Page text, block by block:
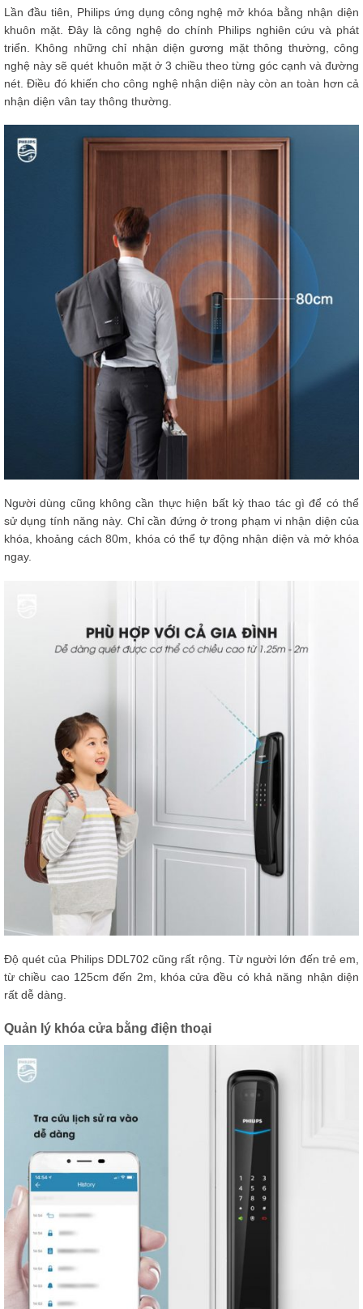
Lần đầu tiên, Philips ứng dụng công nghệ mở khóa bằng nhận diện
khuôn mặt. Đây là công nghệ do chính Philips nghiên cứu và phát
triển. Không những chỉ nhận diện gương mặt thông thường, công
nghệ này sẽ quét khuôn mặt ở 3 chiều theo từng góc cạnh và đường
nét. Điều đó khiến cho công nghệ nhận diện này còn an toàn hơn cả
nhận diện vân tay thông thường.
Người dùng cũng không cần thực hiện bất kỳ thao tác gì để có thể
sử dụng tính năng này. Chỉ cần đứng ở trong phạm vi nhận diện của
khóa, khoảng cách 80m, khóa có thể tự động nhận diện và mở khóa
ngay.
Độ quét của Philips DDL702 cũng rất rộng. Từ người lớn đến trẻ em,
từ chiều cao 125cm đến 2m, khóa cửa đều có khả năng nhận diện
rất dễ dàng.
Quản lý khóa cửa bằng điện thoại